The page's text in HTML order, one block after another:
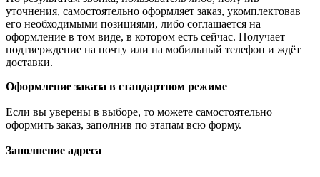
уточнения, самостоятельно оформляет заказ, укомплектовав
его необходимыми позициями, либо соглашается на
оформление в том виде, в котором есть сейчас. Получает
подтверждение на почту или на мобильный телефон и ждёт
доставки.
Оформление заказа в стандартном режиме
Если вы уверены в выборе, то можете самостоятельно
оформить заказ, заполнив по этапам всю форму.
Заполнение адреса